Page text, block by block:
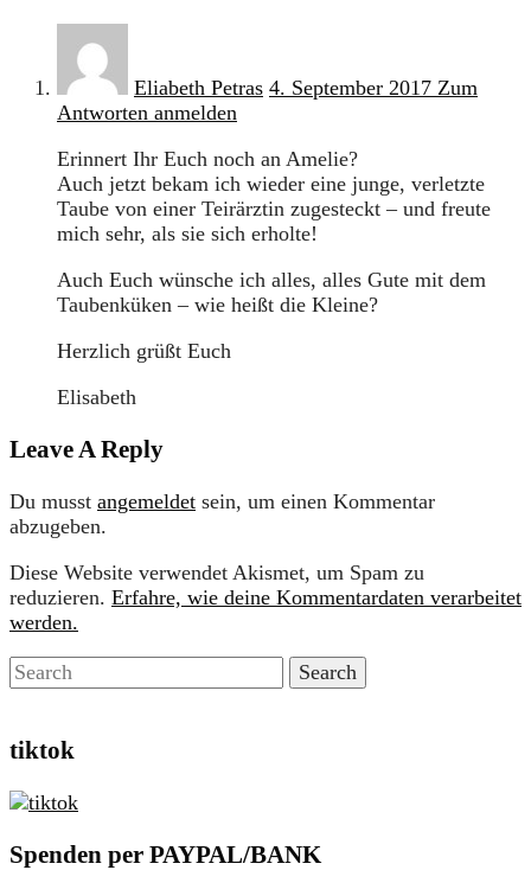
Eliabeth Petras 4. September 2017 Zum
Antworten anmelden
Erinnert Ihr Euch noch an Amelie?
Auch jetzt bekam ich wieder eine junge, verletzte
Taube von einer Teirärztin zugesteckt – und freute
mich sehr, als sie sich erholte!
Auch Euch wünsche ich alles, alles Gute mit dem
Taubenküken – wie heißt die Kleine?
Herzlich grüßt Euch
Elisabeth
Leave A Reply
Du musst angemeldet sein, um einen Kommentar
abzugeben.
Diese Website verwendet Akismet, um Spam zu
reduzieren. Erfahre, wie deine Kommentardaten verarbeitet
werden.
tiktok
Spenden per PAYPAL/BANK